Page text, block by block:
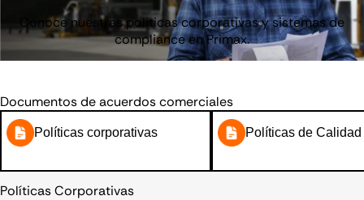
Conoce nuestras políticas corporativas y sistemas de
compliance en Primax.
Documentos de acuerdos comerciales
Políticas corporativas Políticas de
Políticas Corporativas